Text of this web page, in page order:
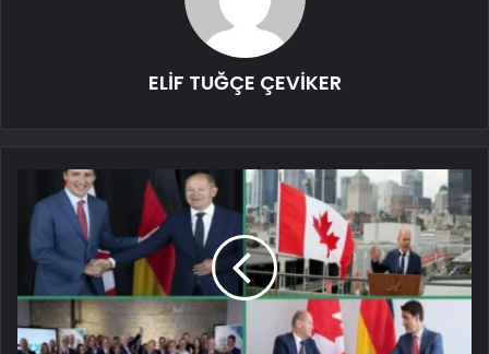
ELİF TUĞÇE ÇEVİKER